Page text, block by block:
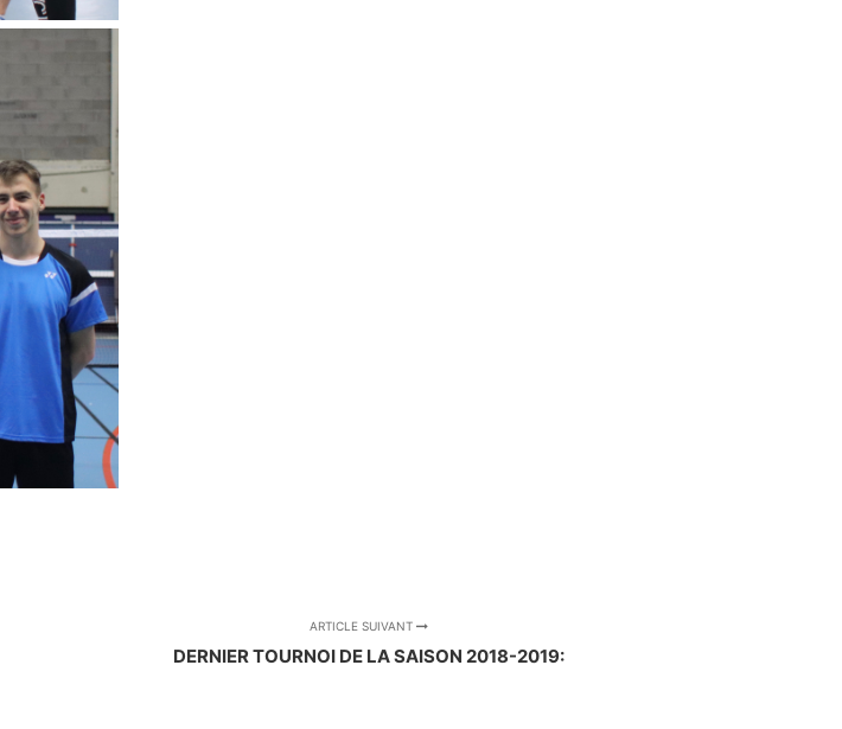
ARTICLE SUIVANT
DERNIER TOURNOI DE LA SAISON 2018-2019: